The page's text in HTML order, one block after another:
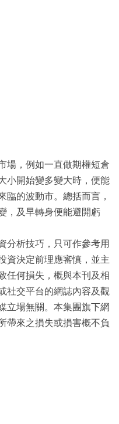
場，例如一直做期權短倉
小開始變多變大時，便能
臨的波動市。總括而言，
，及早轉身便能避開虧
分析技巧，只可作參考用
資決定前理應審慎，並主
任何損失，概與本刊及相
社交平台的網誌內容及觀
立場無關。本集團旗下網
帶來之損失或損害概不負